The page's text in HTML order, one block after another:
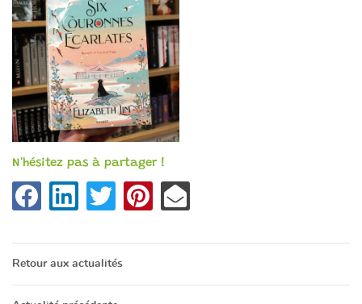
SERVICES
CATALOGUE
ACTUALITÉS
CONTACT
Rejoignez-
N'hésitez pas à partager !
Retour aux actualités